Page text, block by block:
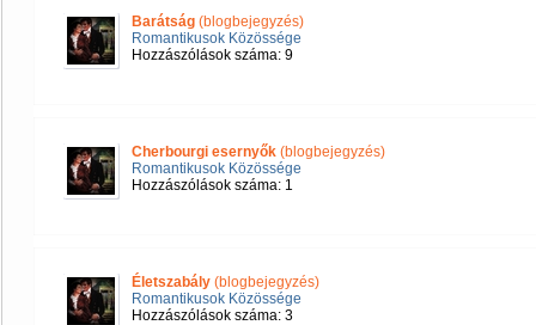
Barátság (blogbejegyzés)
Romantikusok Közössége
Hozzászólások száma: 9
Cherbourgi esernyők (blogbejegyzés)
Romantikusok Közössége
Hozzászólások száma: 1
Életszabály (blogbejegyzés)
Romantikusok Közössége
Hozzászólások száma: 3